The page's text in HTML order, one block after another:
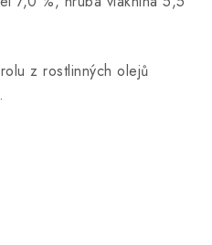
z rostlinných olejů